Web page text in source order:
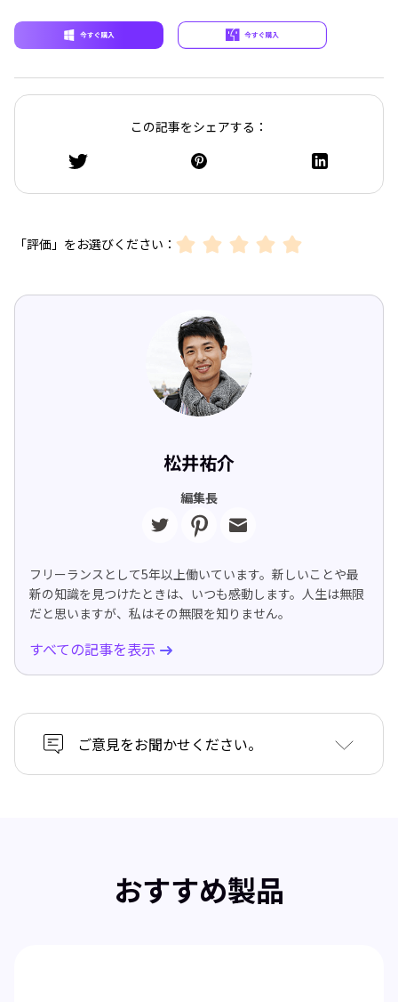
この記事をシェアする：
「評価」をお選びください：
松井祐介
編集長
フリーランスとして5年以上働いています。新しいことや最
新の知識を見つけたときは、いつも感動します。人生は無限
だと思いますが、私はその無限を知りません。
すべての記事を表示
ご意見をお聞かせください。
おすすめ製品